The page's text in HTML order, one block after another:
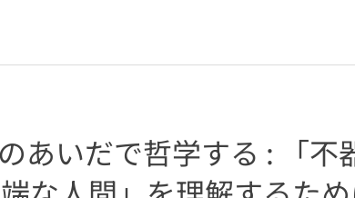
あいだで哲学する : 「不